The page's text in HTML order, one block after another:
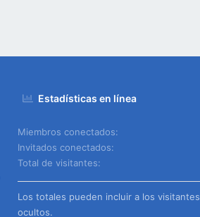
Estadísticas en línea
Miembros conectados
Invitados conectados
Total de visitantes
Los totales pueden incluir a los visitantes
ocultos.